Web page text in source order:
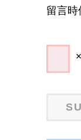
留言時
×